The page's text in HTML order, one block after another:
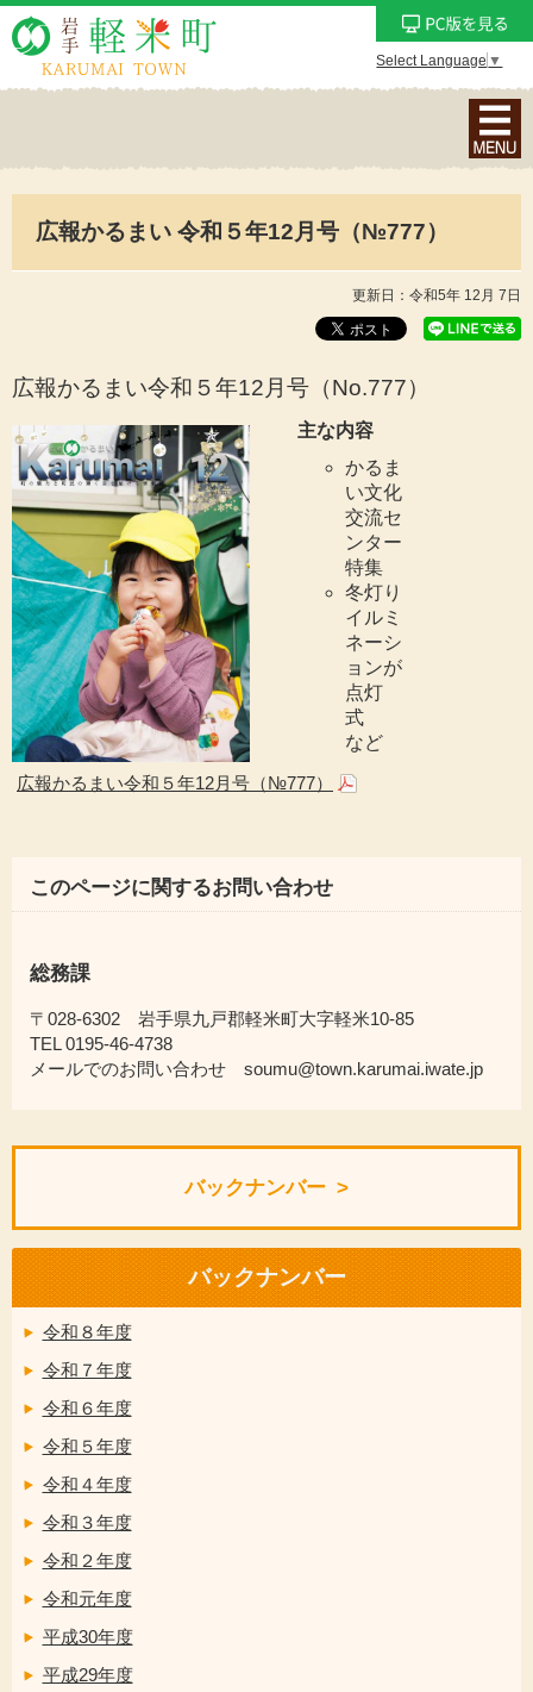
Select Language ▼
ナ
ビ
ン
メ
広報かるまい 令和５年12月号（№777）
更新日：令和5年 12月 7日
広報かるまい令和５年12月号（No.777）
主な内容
かるま
い文化
交流セ
ンター
特集
冬灯り
イルミ
ネーシ
ョンが
点灯
式
など
広報かるまい令和５年12月号（№777）
このページに関するお問い合わせ
総務課
〒028-6302 岩手県九戸郡軽米町大字軽米10-85
TEL 0195-46-4738
メールでのお問い合わせ soumu@town.karumai.iwate.jp
バックナンバー
バックナンバー
令和８年度
令和７年度
令和６年度
令和５年度
令和４年度
令和３年度
令和２年度
令和元年度
平成30年度
平成29年度